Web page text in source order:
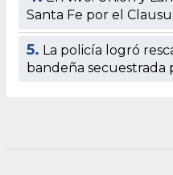
Santa Fe por el
5. La policía logró
bandeña secuestrada